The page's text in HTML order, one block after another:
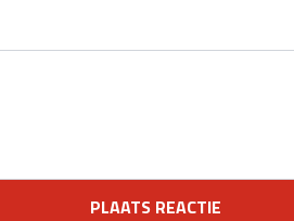
PLAATS REACTIE